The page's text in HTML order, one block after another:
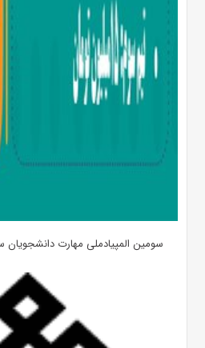
سومین المپیادملی مهارت دانشجویان